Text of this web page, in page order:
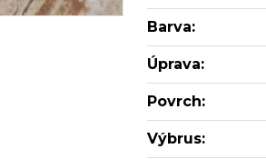
Barva:
Úprava:
Povrch:
Výbrus: